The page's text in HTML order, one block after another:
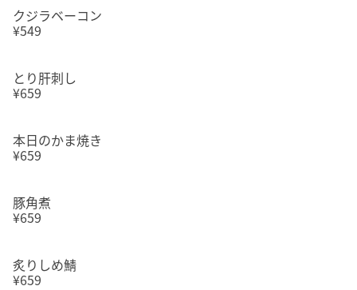
クジラベーコン
¥549
とり肝刺し
¥659
本日のかま焼き
¥659
豚角煮
¥659
炙りしめ鯖
¥659